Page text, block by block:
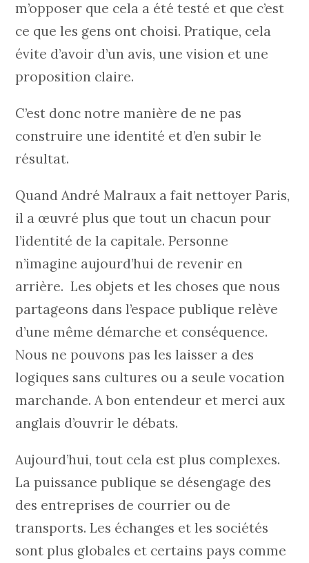
m’opposer que cela a été testé et que c’est
ce que les gens ont choisi. Pratique, cela
évite d’avoir d’un avis, une vision et une
proposition claire.
C’est donc notre manière de ne pas
construire une identité et d’en subir le
résultat.
Quand André Malraux a fait nettoyer Paris,
il a œuvré plus que tout un chacun pour
l’identité de la capitale. Personne
n’imagine aujourd’hui de revenir en
arrière. Les objets et les choses que nous
partageons dans l’espace publique relève
d’une même démarche et conséquence.
Nous ne pouvons pas les laisser a des
logiques sans cultures ou a seule vocation
marchande. A bon entendeur et merci aux
anglais d’ouvrir le débats.
Aujourd’hui, tout cela est plus complexes.
La puissance publique se désengage des
des entreprises de courrier ou de
transports. Les échanges et les sociétés
sont plus globales et certains pays comme